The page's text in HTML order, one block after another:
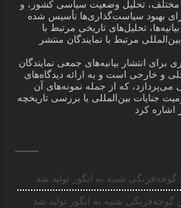
مختلف، تحلیل وضعیت سیاسی کشور، و
برای بهبود سیاست‌گذاری‌ها تأسیس شده
تحلیل‌های تاریخی مرتبط با
مرتبط با نمایندگان منتشر
انتشار بیانیه‌های جمعی نمایندگان
و خارجی است و به ارائه دیدگاه‌های
که از جمله نمونه‌های آن
جنایات بین‌المللی یا بررسی تاریخچه
اشاره کرد
گوجه‌فرنگی شبیه به انگور تولید شد
گوجه‌فرنگی شبیه به انگور تولید شد